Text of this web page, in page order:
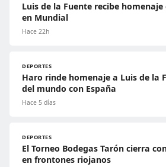
Luis de la Fuente recibe
en Mundial
Hace 22h
DEPORTES
Haro rinde homenaje a Luis de la
del mundo con España
Hace 5 días
DEPORTES
El Torneo Bodegas Tarón cierra
en frontones riojanos